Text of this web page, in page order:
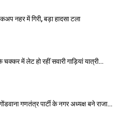
नहर में गिरी, बड़ा हादसा टला
चक्कर में लेट हो रहीं सवारी गाड़ियां यात्री…
गणतंत्र पार्टी के नगर अध्यक्ष बने राजा…